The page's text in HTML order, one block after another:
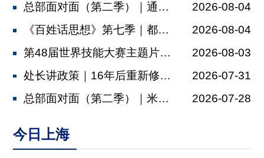
总部面对面（第二季）｜通济隆：依托金...
2026-08-04
《百姓话思想》第七季｜都市村庄
2026-08-04
第48届世界技能大赛主题片发布，肖战...
2026-08-03
处长讲政策｜16年后重新修订，上海厂...
2026-07-31
总部面对面（第二季）｜米其林：以多元...
2026-07-28
今日上海